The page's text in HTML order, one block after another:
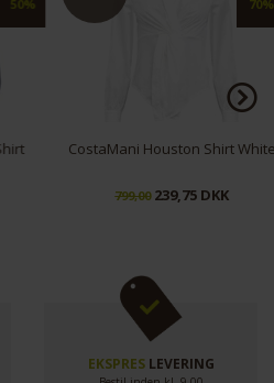
Statistiske
CostaMani Houston Shirt White
799,00239,75 DKK
EKSPRESLEVERING